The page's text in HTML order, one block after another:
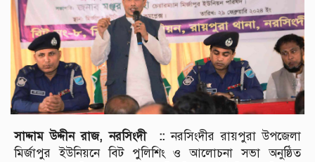
সাদ্দাম উদ্দীন রাজ, নরসিংদী :: নরসিংদীর রায়পুরা উপজেলা
মির্জাপুর ইউনিয়নে বিট পুলিশিং ও আলোচনা সভা অনুষ্ঠিত